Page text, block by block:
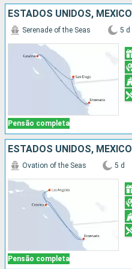
ESTADOS UNIDOS, MÉXICO
Pensão completa
Serenade of the Seas 5 d
ESTADOS UNIDOS, MÉXICO
Pensão completa
Ovation of the Seas 5 d